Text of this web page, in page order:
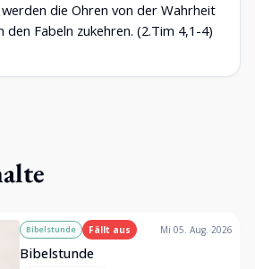
die Ohren von der Wahrheit
den Fabeln zukehren. (2.Tim 4,1-4)
Bibelstunde Fällt aus Mi 05. Aug. 2026
Bibelstunde